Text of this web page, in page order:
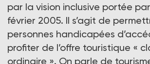
par la vision inclusive portée par
février 2005. Il s’agit de
personnes handicapées
profiter de l’offre touristique «
ordinaire ». On parle de